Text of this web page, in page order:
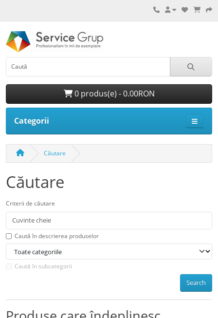
0 produs(e) - 0.00RON
Categorii
Căutare
Căutare
Criterii de căutare
Caută în descrierea produselor
Caută în subcategorii
Search